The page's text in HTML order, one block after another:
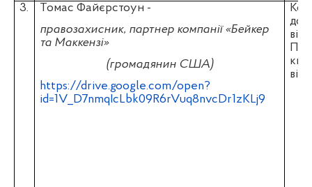
3.
Томас Файєрстоун -
правозахисник, партнер компанії «Бейкер
та Маккензі»
(громадянин США)
https://drive.google.com/open?
id=1V_D7nmqIcLbk09R6rVuq8nvcDr1zKLj9